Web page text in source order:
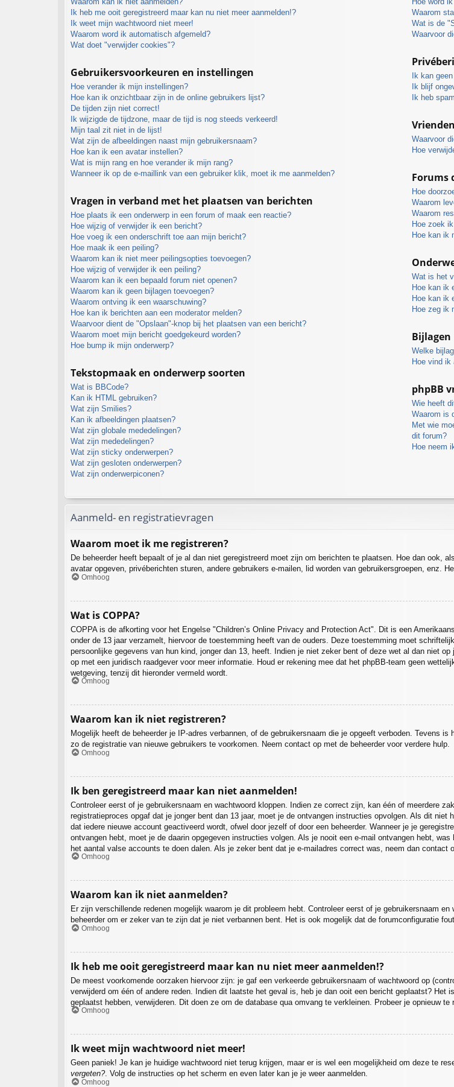
Ik heb me ooit geregistreerd maar kan nu niet meer aanmelden!?
Ik weet mijn wachtwoord niet meer!
Waarom word ik automatisch afgemeld?
Wat doet "verwijder cookies"?
Gebruikersvoorkeuren en instellingen
Hoe verander ik mijn instellingen?
Hoe kan ik onzichtbaar zijn in de online gebruikers lijst?
De tijden zijn niet correct!
Ik wijzigde de tijdzone, maar de tijd is nog steeds verkeerd!
Mijn taal zit niet in de lijst!
Wat zijn de afbeeldingen naast mijn gebruikersnaam?
Hoe kan ik een avatar instellen?
Wat is mijn rang en hoe verander ik mijn rang?
Wanneer ik op de e-maillink van een gebruiker klik, moet ik me aanmelden?
Vragen in verband met het plaatsen van berichten
Hoe plaats ik een onderwerp in een forum of maak een reactie?
Hoe wijzig of verwijder ik een bericht?
Hoe voeg ik een onderschrift toe aan mijn bericht?
Hoe maak ik een peiling?
Waarom kan ik niet meer peilingsopties toevoegen?
Hoe wijzig of verwijder ik een peiling?
Waarom kan ik een bepaald forum niet openen?
Waarom kan ik geen bijlagen toevoegen?
Waarom ontving ik een waarschuwing?
Hoe kan ik berichten aan een moderator melden?
Waarvoor dient de "Opslaan"-knop bij het plaatsen van een bericht?
Waarom moet mijn bericht goedgekeurd worden?
Hoe bump ik mijn onderwerp?
Tekstopmaak en onderwerp soorten
Wat is BBCode?
Kan ik HTML gebruiken?
Wat zijn Smilies?
Kan ik afbeeldingen plaatsen?
Wat zijn globale mededelingen?
Wat zijn mededelingen?
Wat zijn sticky onderwerpen?
Wat zijn gesloten onderwerpen?
Wat zijn onderwerpiconen?
Waarom
Wat is de
Waarvoor
Ik kan
Ik blijf
Ik heb
Waarvoor
Hoe
Forums
Hoe
Waarom
Waarom
Hoe zoek
Hoe kan ik
Wat is het
Hoe kan ik
Hoe kan ik
Hoe zeg ik
Bijlagen
Welke
Hoe vind ik
phpBB
Wie heeft
Waarom is
Met wie
dit forum?
Hoe neem
Aanmeld- en registratievragen
Waarom moet ik me registreren?
De beheerder heeft bepaalt of je al dan niet geregistreerd moet zijn om berichten te plaatsen. Hoe dan ook,
avatar opgeven, privéberichten sturen, andere gebruikers e-mailen, lid worden van gebruikersgroepen, enz.
Omhoog
Wat is COPPA?
COPPA is de afkorting voor het Engelse "Children’s Online Privacy and Protection Act". Dit is een
onder de 13 jaar verzamelt, hiervoor de toestemming heeft van de ouders. Deze toestemming moet
persoonlijke gegevens van hun kind, jonger dan 13, heeft. Indien je niet zeker bent of deze wet al dan niet
op met een juridisch raadgever voor meer informatie. Houd er rekening mee dat het phpBB-team geen
wetgeving, tenzij dit hieronder vermeld wordt.
Omhoog
Waarom kan ik niet registreren?
Mogelijk heeft de beheerder je IP-adres verbannen, of de gebruikersnaam die je opgeeft verboden. Tevens
zo de registratie van nieuwe gebruikers te voorkomen. Neem contact op met de beheerder voor verdere hulp.
Omhoog
Ik ben geregistreerd maar kan niet aanmelden!
Controleer eerst of je gebruikersnaam en wachtwoord kloppen. Indien ze correct zijn, kan één of meerdere
registratieproces opgaf dat je jonger bent dan 13 jaar, moet je de ontvangen instructies opvolgen. Als dit
dat iedere nieuwe account geactiveerd wordt, ofwel door jezelf of door een beheerder. Wanneer je je
ontvangen hebt, moet je de daarin opgegeven instructies volgen. Als je nooit een e-mail ontvangen hebt,
het aantal valse accounts te doen dalen. Als je zeker bent dat je e-mailadres correct was, neem dan contact
Omhoog
Waarom kan ik niet aanmelden?
Er zijn verschillende redenen mogelijk waarom je dit probleem hebt. Controleer eerst of je gebruikersnaam
beheerder om er zeker van te zijn dat je niet verbannen bent. Het is ook mogelijk dat de forumconfiguratie
Omhoog
Ik heb me ooit geregistreerd maar kan nu niet meer aanmelden!?
De meest voorkomende oorzaken hiervoor zijn: je gaf een verkeerde gebruikersnaam of wachtwoord op
verwijderd om één of andere reden. Indien dit laatste het geval is, heb je dan ooit een bericht geplaatst?
geplaatst hebben, verwijderen. Dit doen ze om de database qua omvang te verkleinen. Probeer je opnieuw te
Omhoog
Ik weet mijn wachtwoord niet meer!
Geen paniek! Je kan je huidige wachtwoord niet terug krijgen, maar er is wel een mogelijkheid om deze te
vergeten?. Volg de instructies op het scherm en even later kan je je weer aanmelden.
Omhoog